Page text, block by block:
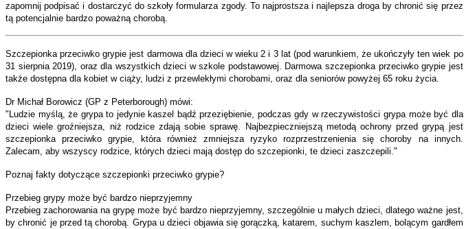
zapomnij podpisać i dostarczyć do szkoły formularza zgody. To najprostsza i najlepsza droga by chronić się przez
tą potencjalnie bardzo poważną chorobą.
Szczepionka przeciwko grypie jest darmowa dla dzieci w wieku 2 i 3 lat (pod warunkiem, że ukończyły ten wiek po
31 sierpnia 2019), oraz dla wszystkich dzieci w szkole podstawowej. Darmowa szczepionka przeciwko grypie jest
także dostępna dla kobiet w ciąży, ludzi z przewlekłymi chorobami, oraz dla seniorów powyżej 65 roku życia.
Dr Michał Borowicz (GP z Peterborough) mówi:
"Ludzie myślą, że grypa to jedynie kaszel bądź przeziębienie, podczas gdy w rzeczywistości grypa może być dla
dzieci wiele groźniejsza, niż rodzice zdają sobie sprawę. Najbezpieczniejszą metodą ochrony przed grypą jest
szczepionka przeciwko grypie, która również zmniejsza ryzyko rozprzestrzenienia się choroby na innych.
Zalecam, aby wszyscy rodzice, których dzieci mają dostęp do szczepionki, te dzieci zaszczepili."
Poznaj fakty dotyczące szczepionki przeciwko grypie?
Przebieg grypy może być bardzo nieprzyjemny
Przebieg zachorowania na grypę może być bardzo nieprzyjemny, szczególnie u małych dzieci, dlatego ważne jest,
by chronić je przed tą chorobą. Grypa u dzieci objawia się gorączką, katarem, suchym kaszlem, bolącym gardłem